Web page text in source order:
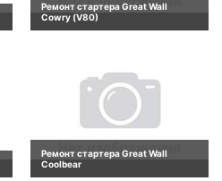
Ремонт стартера Great Wall
Cowry (V80)
Ремонт стартера Great Wall
Coolbear